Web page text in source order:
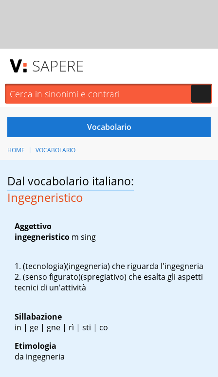
SAPERE
HOME VOCABOLARIO
Dal vocabolario italiano:
Ingegneristico
Aggettivo
ingegneristico m sing
(tecnologia)(ingegneria) che riguarda l'ingegneria
(senso figurato)(spregiativo) che esalta gli aspetti
tecnici di un'attività
Sillabazione
in | ge | gne | rì | sti | co
Etimologia
da ingegneria